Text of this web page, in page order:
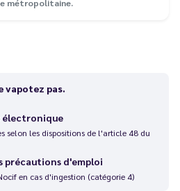
métropolitaine.
vapotez pas.
électronique
selon les dispositions de l'article 48 du
précautions d'emploi
en cas d'ingestion (catégorie 4)